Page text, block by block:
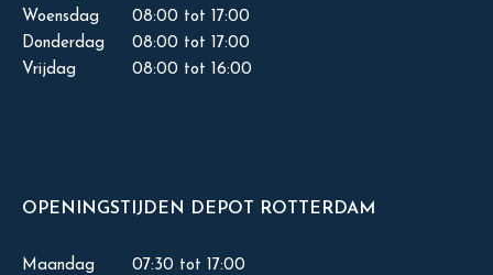
Woensdag
08:00 tot 17:00
Donderdag
08:00 tot 17:00
Vrijdag
08:00 tot 16:00
OPENINGSTIJDEN DEPOT ROTTERDAM
Maandag
07:30 tot 17:00